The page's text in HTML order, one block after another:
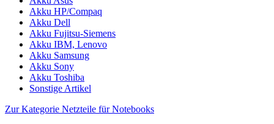
Akku HP/Compaq
Akku Dell
Akku Fujitsu-Siemens
Akku IBM, Lenovo
Akku Samsung
Akku Sony
Akku Toshiba
Sonstige Artikel
Zur Kategorie Netzteile für Notebooks